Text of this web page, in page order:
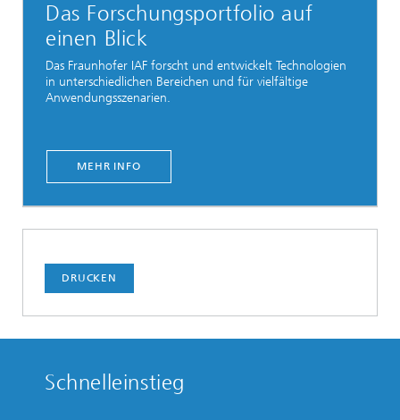
Das Forschungsportfolio auf
einen Blick
Das Fraunhofer IAF forscht und entwickelt Technologien
in unterschiedlichen Bereichen und für vielfältige
Anwendungsszenarien.
MEHR INFO
DRUCKEN
Schnelleinstieg